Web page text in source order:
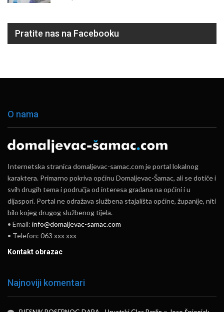
Pratite nas na Facebooku
O nama
Internetska stranica domaljevac-samac.com je portal lokalnog
karaktera. Primarno pokriva općinu Domaljevac-Šamac, ali se dotiče i
svih drugih tema i područja od interesa građana na općini i u
dijaspori. Portal ne odražava službena stajališta općine, županije, niti
bilo kojeg drugog službenog tijela.
• Email: info@domaljevac-samac.com
• Telefon: 063 xxx xxx
Kontakt obrazac
Najnoviji komentari